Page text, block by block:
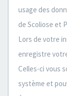
usage des
de Scoliose et
Lors de votre
enregistre
Celles-ci vous
système et